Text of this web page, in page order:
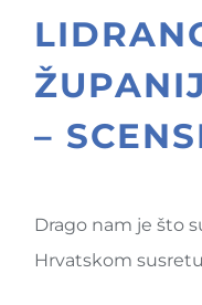
–
Drago nam je što
Hrvatskom